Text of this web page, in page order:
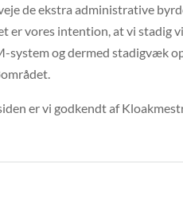
de ekstra administrative
er vores intention, at vi stadig
system og dermed stadigvæk
er vi godkendt af